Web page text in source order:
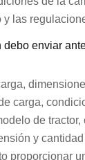
y las
debo enviar
carga,
de tractor,
y
proporcionar